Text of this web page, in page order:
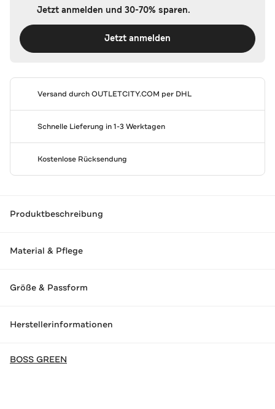
Jetzt anmelden und 30-70% sparen.
Jetzt anmelden
Versand durchOUTLETCITY.COM per DHL
Schnelle Lieferung in 1-3 Werktagen
Kostenlose Rücksendung
Produktbeschreibung
Material & Pflege
Größe & Passform
Herstellerinformationen
BOSS GREEN